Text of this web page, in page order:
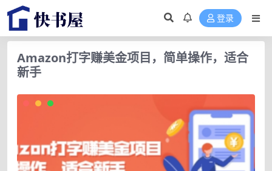
登录
Amazon打字赚美金项目，简单操作，适合
新手